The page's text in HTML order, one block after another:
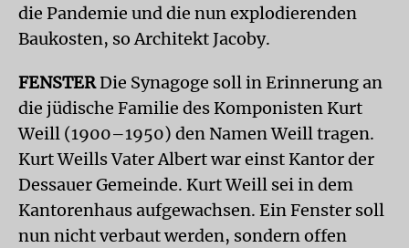
die Pandemie und die nun explodierenden
Baukosten, so Architekt Jacoby.
FENSTERDie Synagoge soll in Erinnerung an
die jüdische Familie des Komponisten Kurt
Weill (1900–1950) den Namen Weill tragen.
Kurt Weills Vater Albert war einst Kantor der
Dessauer Gemeinde. Kurt Weill sei in dem
Kantorenhaus aufgewachsen. Ein Fenster soll
nun nicht verbaut werden, sondern offen